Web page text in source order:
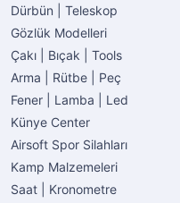
Dürbün | Teleskop
Gözlük Modelleri
Çakı | Bıçak | Tools
Arma | Rütbe | Peç
Fener | Lamba | Led
Künye Center
Airsoft Spor Silahları
Kamp Malzemeleri
Saat | Kronometre